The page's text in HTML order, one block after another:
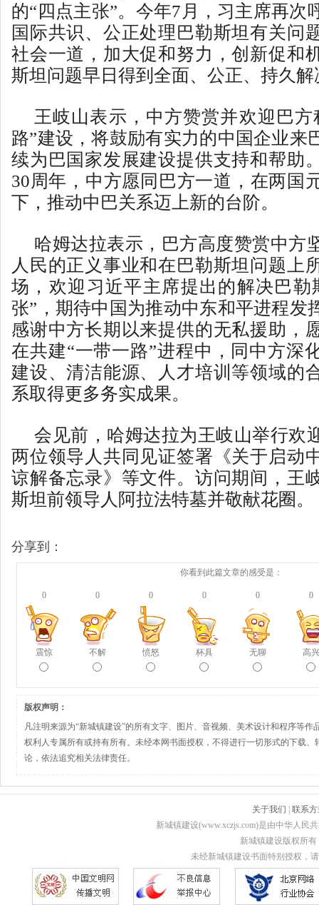
的“四点主张”。今年7月，习主席再次
国际共识、公正处理巴勒斯坦有关问
社会一道，加大促和努力，创新促和
斯坦问题早日得到全面、公正、持久
王岐山表示，中方赞赏并欢迎巴方
路”建设，将鼓励有实力的中国企业来
续为巴国家发展建设提供支持和帮助
30周年，中方愿同巴方一道，在两国
下，推动中巴关系迈上新的台阶。
哈姆达拉表示，巴方高度赞赏中方
人民的正义事业和在巴勒斯坦问题上
场，欢迎习近平主席提出的解决巴勒
张”，期待中国为推动中东和平进程发
感谢中方长期以来提供的无私援助，
在共建“一带一路”进程中，同中方深
建设、清洁能源、人才培训等领域的
系取得更多务实成果。
会见前，哈姆达拉为王岐山举行欢
两位领导人共同见证签署《关于启动
谅解备忘录》等文件。访问期间，王
斯坦前领导人阿拉法特墓并敬献花圈。
分享到：
你看到此篇文章的感受是：
0
震惊
0
不解
0
愤怒
0
杯具
0
无聊
0
高兴
版权声明：
凡注明来源为“新城镇建设”的所有文字、图片、音视频、美术设计和程序等作
权利人专属所有或持有所有。未经本网书面授权，不得进行一切形式的下载、
论，依法追究相关法律责任。
关于我们
联系
新城镇建设(www.xczjs.com)是由中华人民
新城镇建设版权所有
未经新城镇建设书面特别授权，